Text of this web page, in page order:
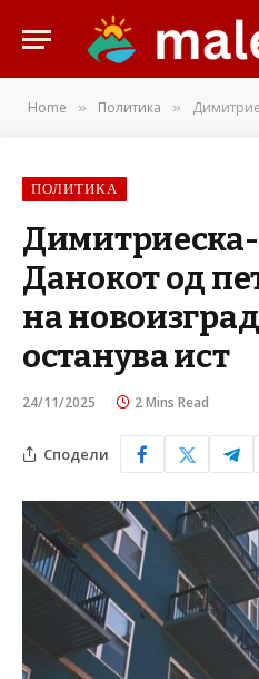
Home » Политика » Димитриеска-
ПОЛИТИКА
Данокот од
на
останува ист
24/11/2025 2 Mins Read
Сподели